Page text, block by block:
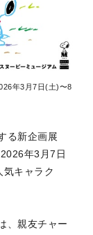
年3月7日(土)〜8
る新企画展
年3月7日
キャラク
、親友チャー